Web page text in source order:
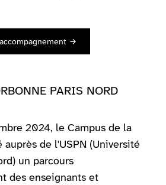
PARIS NORD
2024, le Campus de la
auprès de l'USPN (Université
un parcours
des enseignants et